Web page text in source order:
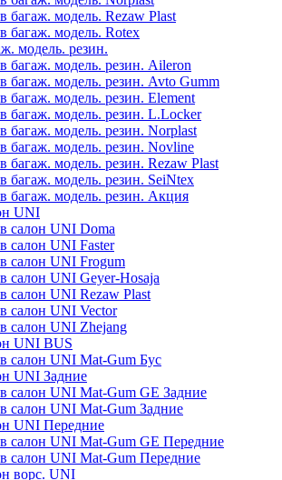
багаж. модель. Rezaw Plast
багаж. модель. Rotex
модель. резин.
багаж. модель. резин. Aileron
багаж. модель. резин. Avto Gumm
багаж. модель. резин. Element
багаж. модель. резин. L.Locker
багаж. модель. резин. Norplast
багаж. модель. резин. Novline
багаж. модель. резин. Rezaw Plast
багаж. модель. резин. SeiNtex
багаж. модель. резин. Акция
UNI
салон UNI Doma
салон UNI Faster
салон UNI Frogum
салон UNI Geyer-Hosaja
салон UNI Rezaw Plast
салон UNI Vector
салон UNI Zhejang
UNI BUS
салон UNI Mat-Gum Бус
UNI Задние
салон UNI Mat-Gum GE Задние
салон UNI Mat-Gum Задние
UNI Передние
салон UNI Mat-Gum GE Передние
салон UNI Mat-Gum Передние
ворс. UNI